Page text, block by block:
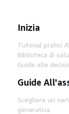
Inizia
Tutorial pratici
Biblioteca di
Guide alle
Guide
Scegliere un
generativa